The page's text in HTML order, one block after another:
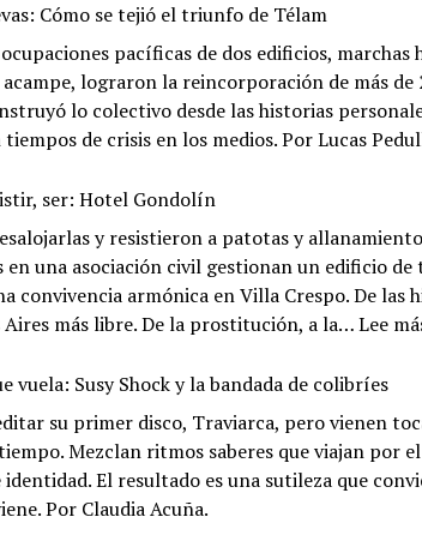
Cómo se tejió el triunfo de Télam
pacíficas de dos edificios,
acampe, lograron la reincorporación de más
lo colectivo desde las historias
de crisis en los medios. Por Lucas
ser: Hotel Gondolín
y resistieron a patotas y
en una asociación civil gestionan un edificio
convivencia armónica en Villa Crespo. De las
Aires más libre. De la prostitución, a la…Lee
vuela: Susy Shock y la bandada de colibríes
su primer disco, Traviarca, pero vienen
Mezclan ritmos saberes que viajan por
identidad. El resultado es una sutileza que
Por Claudia Acuña.